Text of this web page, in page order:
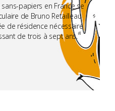
papiers en France se
de Bruno Retailleau
de résidence nécessaire
de trois à sept ans.